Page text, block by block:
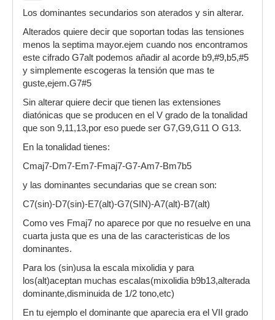
Los dominantes secundarios son aterados y sin alterar.
Alterados quiere decir que soportan todas las tensiones
menos la septima mayor.ejem cuando nos encontramos
este cifrado G7alt podemos añadir al acorde b9,#9,b5,#5
y simplemente escogeras la tensión que mas te
guste,ejem.G7#5
Sin alterar quiere decir que tienen las extensiones
diatónicas que se producen en el V grado de la tonalidad
que son 9,11,13,por eso puede ser G7,G9,G11 O G13.
En la tonalidad tienes:
Cmaj7-Dm7-Em7-Fmaj7-G7-Am7-Bm7b5
y las dominantes secundarias que se crean son:
C7(sin)-D7(sin)-E7(alt)-G7(SIN)-A7(alt)-B7(alt)
Como ves Fmaj7 no aparece por que no resuelve en una
cuarta justa que es una de las caracteristicas de los
dominantes.
Para los (sin)usa la escala mixolidia y para
los(alt)aceptan muchas escalas(mixolidia b9b13,alterada
dominante,disminuida de 1/2 tono,etc)
En tu ejemplo el dominante que aparecia era el VII grado